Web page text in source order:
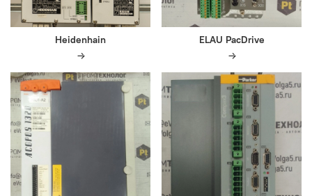
Heidenhain ELAU PacDrive